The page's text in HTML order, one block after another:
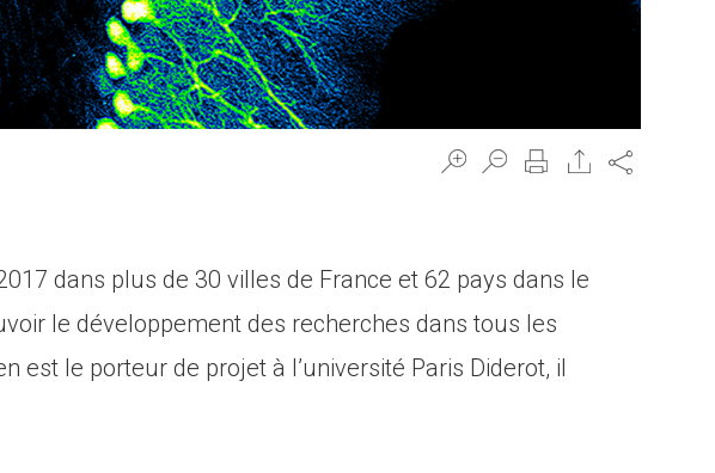
Share
dans plus de 30 villes de France et 62 pays dans le
le développement des recherches dans tous les
est le porteur de projet à l’université Paris Diderot, il